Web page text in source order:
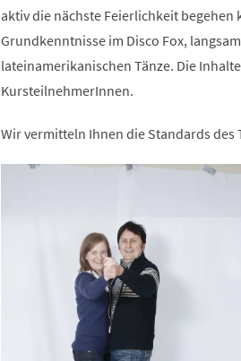
aktiv die nächste Feierlichkeit
Grundkenntnisse im Disco Fox,
lateinamerikanischen Tänze. Die
KursteilnehmerInnen.
Wir vermitteln Ihnen die Standards des